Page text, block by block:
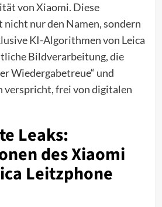
von Xiaomi. Diese
nur den Namen, sondern
KI-Algorithmen von Leica
Bildverarbeitung, die
Wiedergabetreue“ und
verspricht, frei von digitalen
Leaks:
des Xiaomi
Leitzphone